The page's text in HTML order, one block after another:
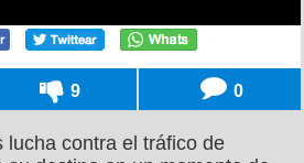
9 0
lucha contra el tráfico de